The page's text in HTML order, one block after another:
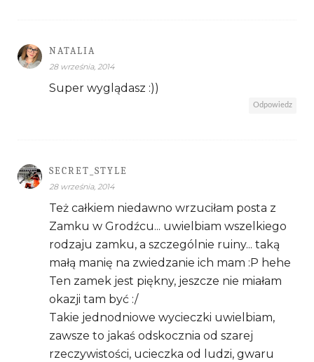
NATALIA
28 września, 2014
Super wyglądasz :))
Odpowiedz
SECRET_STYLE
28 września, 2014
Też całkiem niedawno wrzuciłam posta z
Zamku w Grodźcu... uwielbiam wszelkiego
rodzaju zamku, a szczególnie ruiny... taką
małą manię na zwiedzanie ich mam :P hehe
Ten zamek jest piękny, jeszcze nie miałam
okazji tam być :/
Takie jednodniowe wycieczki uwielbiam,
zawsze to jakaś odskocznia od szarej
rzeczywistości, ucieczka od ludzi, gwaru